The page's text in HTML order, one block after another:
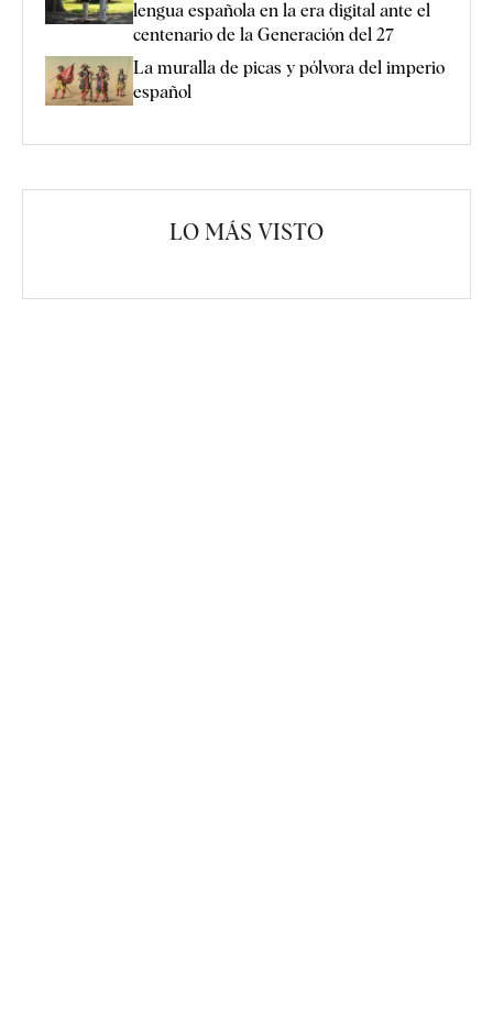
lengua española en la era digital ante el
centenario de la Generación del 27
La muralla de picas y pólvora del imperio
español
LO MÁS VISTO